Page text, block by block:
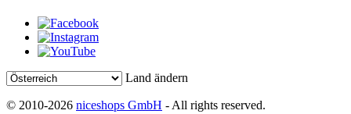
Land ändern
© 2010-2026 niceshops GmbH - All rights reserved.